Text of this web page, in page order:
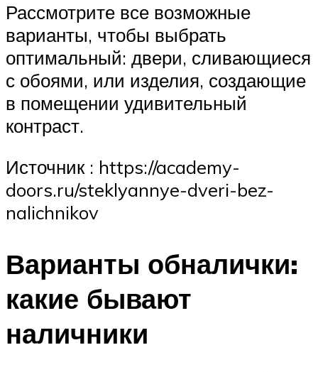
Рассмотрите все возможные
варианты, чтобы выбрать
оптимальный: двери, сливающиеся
с обоями, или изделия, создающие
в помещении удивительный
контраст.
Источник : https://academy-
doors.ru/steklyannye-dveri-bez-
nalichnikov
Варианты обналички:
какие бывают
наличники